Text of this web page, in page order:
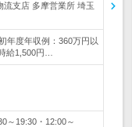
流支店 多摩営業所 埼玉
年度年収例：360万円以
給1,500円…
～19:30・12:00～